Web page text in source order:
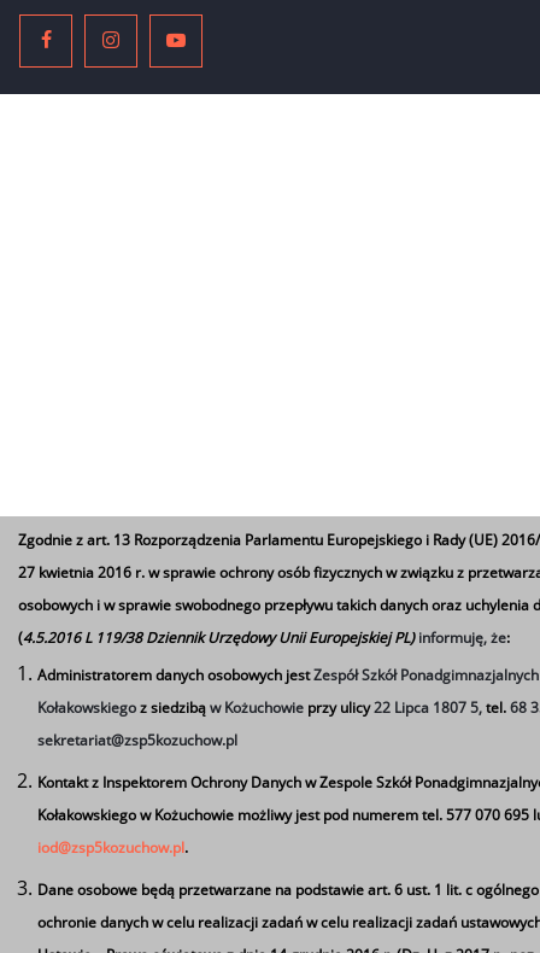
Zgodnie z art. 13 Rozporządzenia Parlamentu Europejskiego i Rady (UE)
27 kwietnia 2016 r. w sprawie ochrony osób fizycznych w związku z
osobowych i w sprawie swobodnego przepływu takich danych oraz uchylenia
(4.5.2016 L 119/38 Dziennik Urzędowy Unii Europejskiej PL)informuję, że:
Administratorem danych osobowych jestZespół Szkół
Kołakowskiegoz siedzibąw Kożuchowieprzy ulicy22 Lipca 1807 5,tel.68
sekretariat@zsp5kozuchow.pl
Kontakt z Inspektorem Ochrony Danych w Zespole Szkół
Kołakowskiego w Kożuchowie możliwy jest pod numerem tel. 577 070 695
iod@zsp5kozuchow.pl.
Dane osobowe będą przetwarzane na podstawie art. 6 ust. 1 lit. c
ochronie danych w celu realizacji zadań w celu realizacji zadań